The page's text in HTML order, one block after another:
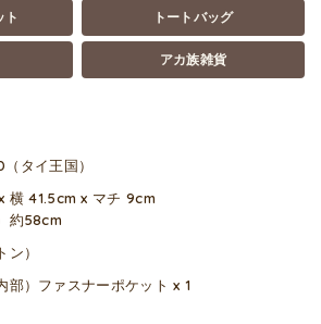
ト トートバッグ
アカ族雑貨
タイ王国）
横 41.5cm x マチ 9cm
約58cm
）
部）ファスナーポケット x 1